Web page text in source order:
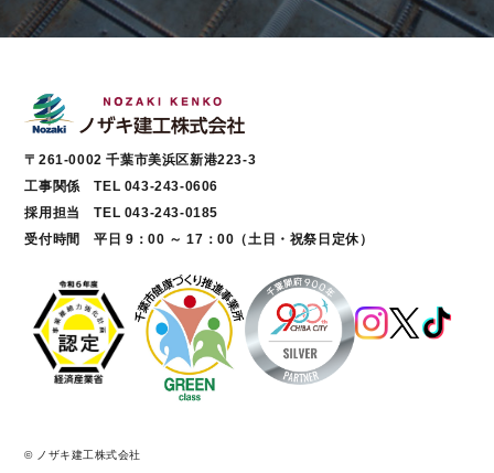
〒261-0002 千葉市美浜区新港223-3
工事関係 TEL 043-243-0606
採用担当 TEL 043-243-0185
受付時間 平日 9：00 ～ 17：00（土日・祝祭日定休）
© ノザキ建工株式会社